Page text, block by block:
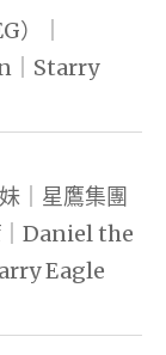
）｜
｜Starry
｜星鷹集團
Daniel the
Eagle